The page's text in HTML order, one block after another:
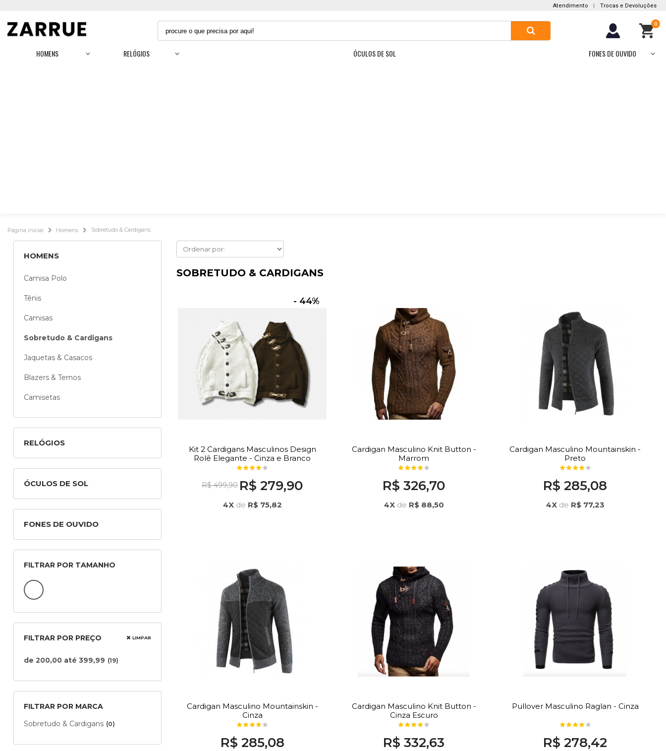
Atendimento | Trocas e Devoluções
0
HOMENS RELÓGIOS ÓCULOS DE SOL FONES DE OUVIDO
Página inicial Homens Sobretudo & Cardigans
HOMENS
Camisa Polo
Tênis
Camisas
Sobretudo & Cardigans
Jaquetas & Casacos
Blazers & Ternos
Camisetas
RELÓGIOS
ÓCULOS DE SOL
FONES DE OUVIDO
FILTRAR POR TAMANHO
FILTRAR POR PREÇO LIMPAR
de 200,00 até 399,99 (19)
FILTRAR POR MARCA
Sobretudo & Cardigans (0)
SOBRETUDO & CARDIGANS
- 44%
Kit 2 Cardigans Masculinos Design
Rolê Elegante - Cinza e Branco
R$ 499,90 R$ 279,90
4Xde R$ 75,82
Cardigan Masculino Knit Button -
Marrom
R$ 326,70
4Xde R$ 88,50
Cardigan Masculino Mountainskin -
Preto
R$ 285,08
4Xde R$ 77,23
Cardigan Masculino Mountainskin -
Cinza
R$ 285,08
Cardigan Masculino Knit Button -
Cinza Escuro
R$ 332,63
Pullover Masculino Raglan - Cinza
R$ 278,42